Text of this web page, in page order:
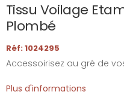
Tissu Voilage
Plombé
Réf: 1024295
Accessoirisez au gré de
Plus d'informations